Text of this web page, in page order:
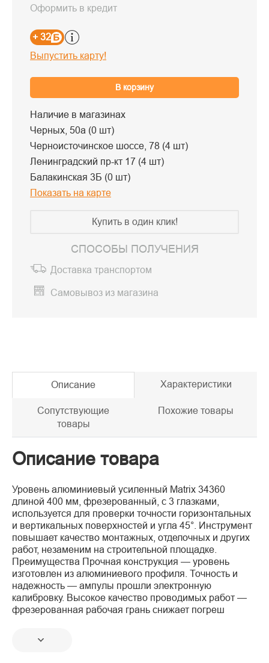
Оформить в кредит
+ 32
Выпустить карту!
В корзину
Наличие в магазинах
Черных, 50а (0 шт)
Черноисточинское шоссе, 78 (4 шт)
Ленинградский пр-кт 17 (4 шт)
Балакинская 3Б (0 шт)
Показать на карте
Купить в один клик!
СПОСОБЫ ПОЛУЧЕНИЯ
Доставка транспортом
Самовывоз из магазина
Описание Характеристики
Сопутствующие
товары
Похожие товары
Описание товара
Уровень алюминиевый усиленный Matrix 34360
длиной 400 мм, фрезерованный, с 3 глазками,
используется для проверки точности горизонтальных
и вертикальных поверхностей и угла 45°. Инструмент
повышает качество монтажных, отделочных и других
работ, незаменим на строительной площадке.
Преимущества Прочная конструкция — уровень
изготовлен из алюминиевого профиля. Точность и
надежность — ампулы прошли электронную
калибровку. Высокое качество проводимых работ —
фрезерованная рабочая грань снижает погреш